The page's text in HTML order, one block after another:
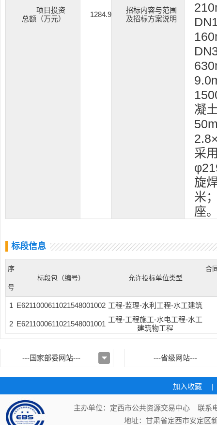
项目投资
总额（万元）
1284.9
招标内容与范围
及招标方案说明
凝
采
旋
米
座
标段信息
序
号
标段包（编号） 允许投标单位类型
合
1 E6211000611021548001002 工程-监理-水利工程-水工建筑
2 E6211000611021548001001
工程-工程施工-水电工程-水工
建筑物工程
---国家部委网站--- ---省级网站---
加入收藏 |
主办单位：定西市公共资源交易中心 联系
地址：甘肃省定西市安定